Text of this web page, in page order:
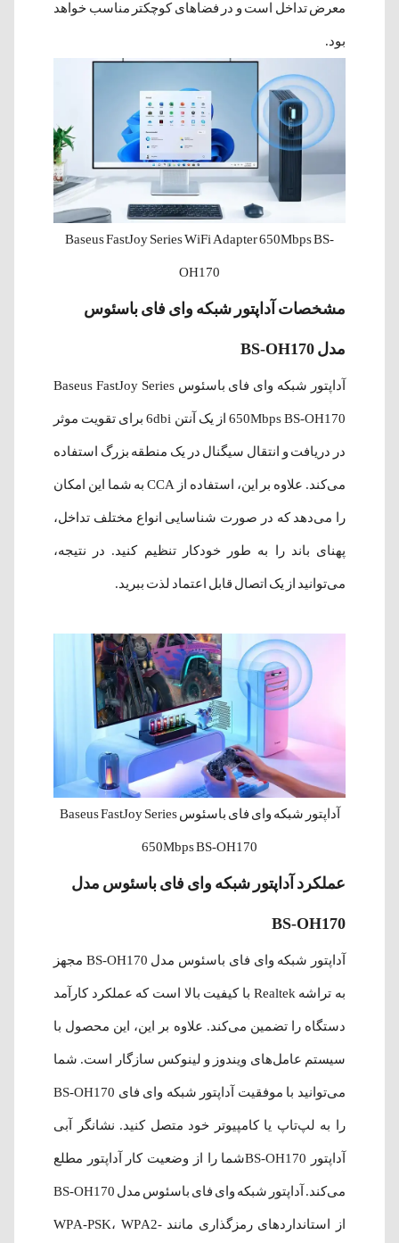
معرض تداخل است و در فضاهای کوچکتر مناسب خواهد
بود.
Baseus FastJoy Series WiFi Adapter 650Mbps BS-
OH170
مشخصات آداپتور شبکه وای فای باسئوس
مدل BS-OH170
آداپتور شبکه وای فای باسئوس Baseus FastJoy Series
650Mbps BS-OH170 از یک آنتن 6dbi برای تقویت موثر
در دریافت و انتقال سیگنال در یک منطقه بزرگ استفاده
می‌کند. علاوه بر این، استفاده از CCA به شما این امکان
را می‌دهد که در صورت شناسایی انواع مختلف تداخل،
پهنای باند را به طور خودکار تنظیم کنید. در نتیجه،
می‌توانید از یک اتصال قابل اعتماد لذت ببرید.
آداپتور شبکه وای فای باسئوس Baseus FastJoy Series
650Mbps BS-OH170
عملکرد آداپتور شبکه وای فای باسئوس مدل
BS-OH170
آداپتور شبکه وای فای باسئوس مدل BS-OH170 مجهز
به تراشه Realtek با کیفیت بالا است که عملکرد کارآمد
دستگاه را تضمین می‌کند. علاوه بر این، این محصول با
سیستم عامل‌های ویندوز و لینوکس سازگار است. شما
می‌توانید با موفقیت آداپتور شبکه وای فای BS-OH170
را به لپ‌تاپ یا کامپیوتر خود متصل کنید. نشانگر آبی
آداپتور BS-OH170شما را از وضعیت کار آداپتور مطلع
می‌کند. آداپتور شبکه وای فای باسئوس مدل BS-OH170
از استانداردهای رمزگذاری مانند WPA-PSK، WPA2-